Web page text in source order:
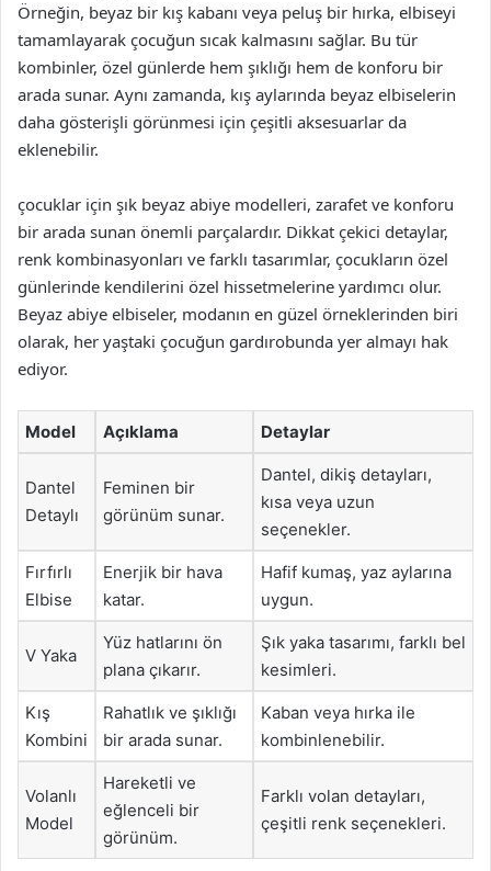
Örneğin, beyaz bir kış kabanı veya peluş bir hırka, elbiseyi
tamamlayarak çocuğun sıcak kalmasını sağlar. Bu tür
kombinler, özel günlerde hem şıklığı hem de konforu bir
arada sunar. Aynı zamanda, kış aylarında beyaz elbiselerin
daha gösterişli görünmesi için çeşitli aksesuarlar da
eklenebilir.
çocuklar için şık beyaz abiye modelleri, zarafet ve konforu
bir arada sunan önemli parçalardır. Dikkat çekici detaylar,
renk kombinasyonları ve farklı tasarımlar, çocukların özel
günlerinde kendilerini özel hissetmelerine yardımcı olur.
Beyaz abiye elbiseler, modanın en güzel örneklerinden biri
olarak, her yaştaki çocuğun gardırobunda yer almayı hak
ediyor.
Model Açıklama Detaylar
Dantel
Detaylı
Feminen bir
görünüm sunar.
Dantel, dikiş detayları,
kısa veya uzun
seçenekler.
Fırfırlı
Elbise
Enerjik bir hava
katar.
Hafif kumaş, yaz aylarına
uygun.
V Yaka
Yüz hatlarını ön
plana çıkarır.
Şık yaka tasarımı, farklı bel
kesimleri.
Kış
Kombini
Rahatlık ve şıklığı
bir arada sunar.
Kaban veya hırka ile
kombinlenebilir.
Volanlı
Model
Hareketli ve
eğlenceli bir
görünüm.
Farklı volan detayları,
çeşitli renk seçenekleri.